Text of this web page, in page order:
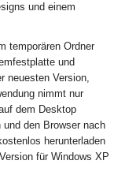
und einem
temporären Ordner
und
neuesten Version,
nimmt nur
dem Desktop
den Browser nach
herunterladen
für Windows XP